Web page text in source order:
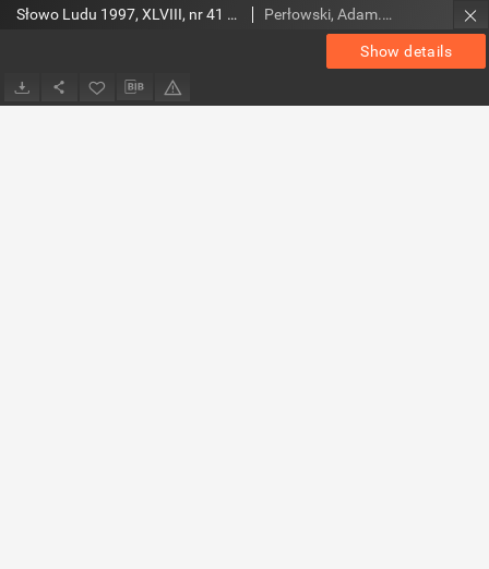
Show details
Słowo Ludu 1997, XLVIII, nr 41 (Nad Wisłą i Kamienną) Perłowski, Adam. Red.